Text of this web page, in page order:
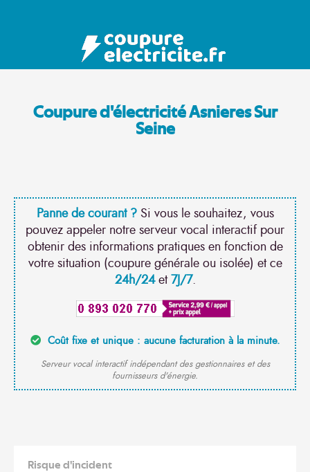
Coupure d'électricité Asnieres Sur
Seine
Panne de courant ?Si vous le souhaitez, vous
pouvez appeler notre serveur vocal interactif pour
obtenir des informations pratiques en fonction de
votre situation (coupure générale ou isolée) et ce
24h/24et7J/7.
Coût fixe et unique : aucune facturation à la minute.
Serveur vocal interactif indépendant des gestionnaires et des
fournisseurs d'énergie.
Risque d'incident